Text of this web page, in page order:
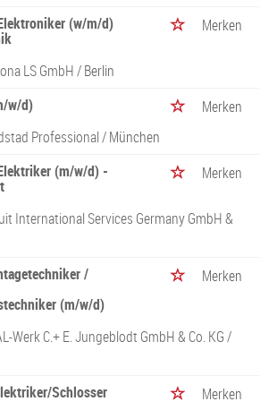
(w/m/d)
Merken
LS GmbH/ Berlin
w/d)
Merken
Professional/ München
(m/w/d) -
Merken
International Services Germany GmbH &
/
(m/w/d)
Merken
Werk C.+ E. Jungeblodt GmbH & Co. KG/
Schlosser
Merken